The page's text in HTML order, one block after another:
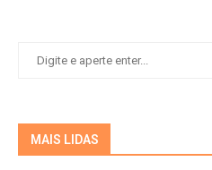
MAIS LIDAS